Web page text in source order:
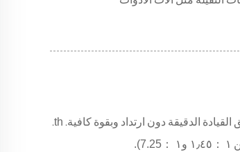
الدقيقة دون ارتداد وبقوة كافية. th
.
： ١٫٤٥ و١ ：
7.25).